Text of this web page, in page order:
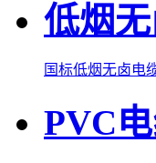
低烟
国标低烟无卤电
PVC